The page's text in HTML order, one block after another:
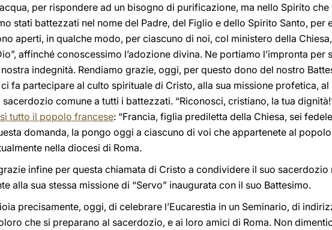
per rispondere ad un bisogno di purificazione, ma nello Spirito che
stati battezzati nel nome del Padre, del Figlio e dello Spirito Santo, per
aperti, in qualche modo, per ciascuno di noi, col ministero della
affinché conoscessimo l’adozione divina. Ne portiamo l’impronta per
indegnità. Rendiamo grazie, oggi, per questo dono del nostro
fa partecipare al culto spirituale di Cristo, alla sua missione profetica,
comune a tutti i battezzati. “Riconosci, cristiano, la tua
tutto il popolo francese: “Francia, figlia prediletta della Chiesa, sei
domanda, la pongo oggi a ciascuno di voi che appartenete al
nella diocesi di Roma.
infine per questa chiamata di Cristo a condividere il suo sacerdozio
alla sua stessa missione di “Servo” inaugurata con il suo Battesimo.
precisamente, oggi, di celebrare l’Eucarestia in un Seminario, di
che si preparano al sacerdozio, e ai loro amici di Roma. Non